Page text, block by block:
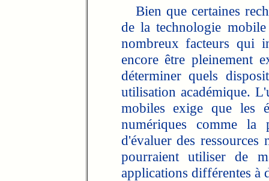
Bien que certaines
de la technologie
nombreux facteurs qui
encore être pleinement
déterminer quels
utilisation académique.
mobiles exige que les
numériques comme la
d'évaluer des ressources
pourraient utiliser de
applications différentes à